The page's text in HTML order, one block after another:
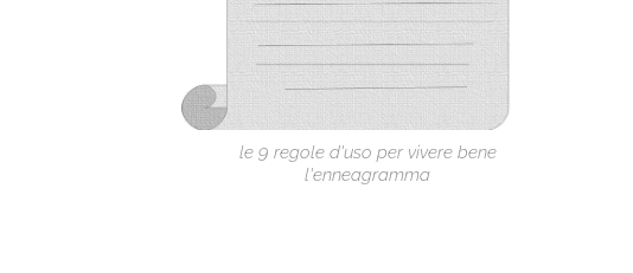
le 9 regole d'uso per vivere bene
l'enneagramma